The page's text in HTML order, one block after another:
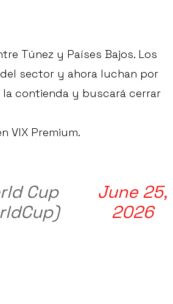
Túnez y Países Bajos. Los
sector y ahora luchan por
contienda y buscará cerrar
VIX Premium.
Cup
June 25,
2026